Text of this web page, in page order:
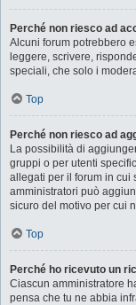
Perché non riesco ad
Alcuni forum potrebbero
leggere, scrivere,
speciali, che solo i
Top
Perché non riesco ad
La possibilità di
gruppi o per utenti
allegati per il forum in cui
amministratori può
sicuro del motivo per cui
Top
Perché ho ricevuto un
Ciascun amministratore
pensa che tu ne abbia